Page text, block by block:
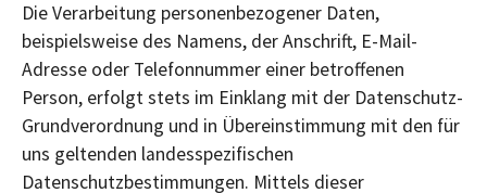
Die Verarbeitung personenbezogener Daten,
beispielsweise des Namens, der Anschrift, E-Mail-
Adresse oder Telefonnummer einer betroffenen
Person, erfolgt stets im Einklang mit der Datenschutz-
Grundverordnung und in Übereinstimmung mit den für
uns geltenden landesspezifischen
Datenschutzbestimmungen. Mittels dieser